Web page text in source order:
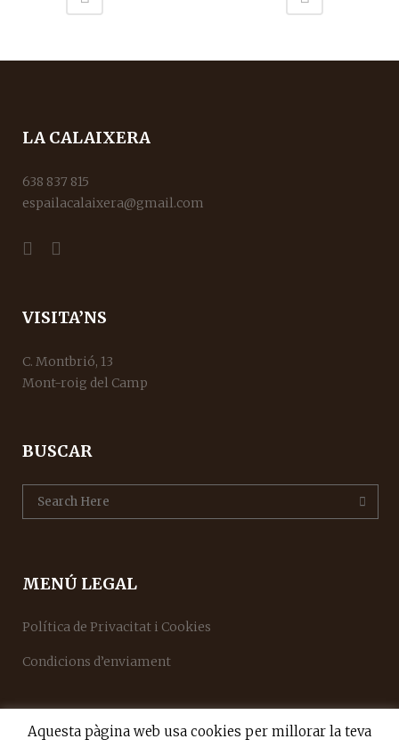
LA CALAIXERA
638 837 815
espailacalaixera@gmail.com
VISITA’NS
C. Montbrió, 13
Mont-roig del Camp
BUSCAR
MENÚ LEGAL
Política de Privacitat i Cookies
Condicions d’enviament
Aquesta pàgina web usa cookies per millorar la teva